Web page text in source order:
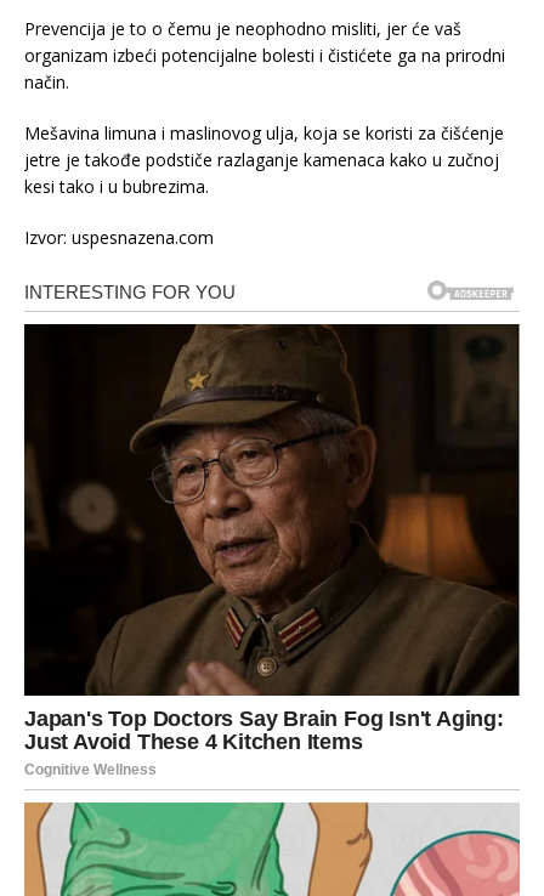
Prevencija je to o čemu je neophodno misliti, jer će vaš
organizam izbeći potencijalne bolesti i čistićete ga na prirodni
način.
Mešavina limuna i maslinovog ulja, koja se koristi za čišćenje
jetre je takođe podstiče razlaganje kamenaca kako u zučnoj
kesi tako i u bubrezima.
Izvor: uspesnazena.com